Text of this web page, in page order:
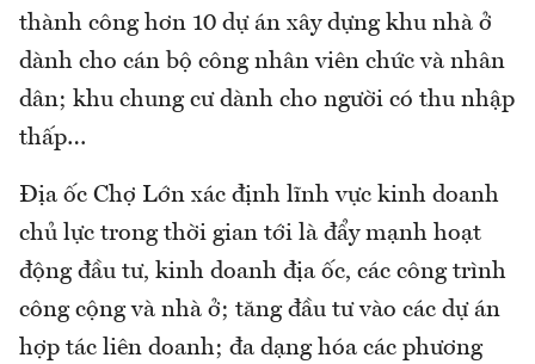
thành công hơn 10 dự án xây dựng khu nhà ở
dành cho cán bộ công nhân viên chức và nhân
dân; khu chung cư dành cho người có thu nhập
thấp…
Địa ốc Chợ Lớn xác định lĩnh vực kinh doanh
chủ lực trong thời gian tới là đẩy mạnh hoạt
động đầu tư, kinh doanh địa ốc, các công trình
công cộng và nhà ở; tăng đầu tư vào các dự án
hợp tác liên doanh; đa dạng hóa các phương